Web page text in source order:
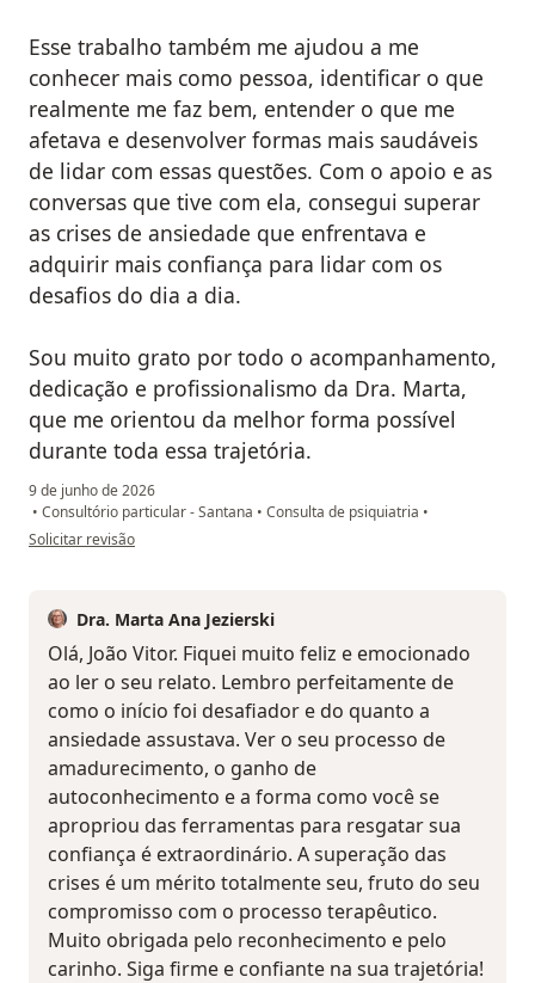
Esse trabalho também me ajudou a me
conhecer mais como pessoa, identificar o que
realmente me faz bem, entender o que me
afetava e desenvolver formas mais saudáveis
de lidar com essas questões. Com o apoio e as
conversas que tive com ela, consegui superar
as crises de ansiedade que enfrentava e
adquirir mais confiança para lidar com os
desafios do dia a dia.
Sou muito grato por todo o acompanhamento,
dedicação e profissionalismo da Dra. Marta,
que me orientou da melhor forma possível
durante toda essa trajetória.
9 de junho de 2026
• Consultório particular - Santana • Consulta de psiquiatria •
na opinião do utilizador João Vitor
Solicitar revisão
Dra. Marta Ana Jezierski
Olá, João Vitor. Fiquei muito feliz e emocionado
ao ler o seu relato. Lembro perfeitamente de
como o início foi desafiador e do quanto a
ansiedade assustava. Ver o seu processo de
amadurecimento, o ganho de
autoconhecimento e a forma como você se
apropriou das ferramentas para resgatar sua
confiança é extraordinário. A superação das
crises é um mérito totalmente seu, fruto do seu
compromisso com o processo terapêutico.
Muito obrigada pelo reconhecimento e pelo
carinho. Siga firme e confiante na sua trajetória!